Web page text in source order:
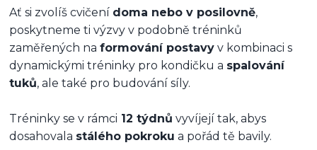
Ať si zvolíš cvičení doma nebo v posilovně,
poskytneme ti výzvy v podobně tréninků
zaměřených naformování postavy v kombinaci s
dynamickými tréninky pro kondičku a spalování
tuků, ale také pro budování síly.
Tréninky se v rámci 12 týdnů vyvíjejí tak, abys
dosahovala stálého pokroku a pořád tě bavily.